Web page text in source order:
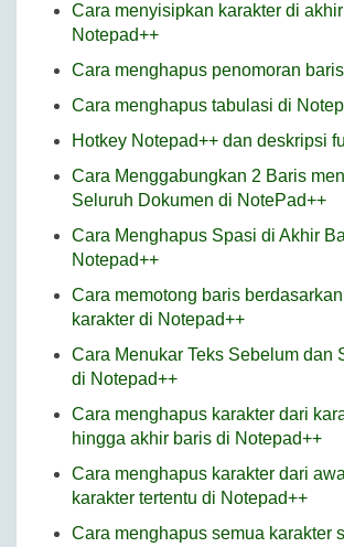
Cara menyisipkan karakter di
Notepad++
Cara menghapus penomoran
Cara menghapus tabulasi di
Hotkey Notepad++ dan deskripsi
Cara Menggabungkan 2 Baris
Seluruh Dokumen di NotePad++
Cara Menghapus Spasi di Akhir
Notepad++
Cara memotong baris
karakter di Notepad++
Cara Menukar Teks Sebelum dan
di Notepad++
Cara menghapus karakter dari
hingga akhir baris di Notepad++
Cara menghapus karakter dari
karakter tertentu di Notepad++
Cara menghapus semua karakter